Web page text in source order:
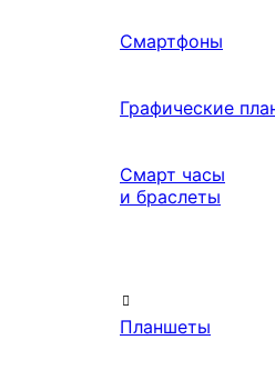
Смартфоны
Графические
Смарт часы
и браслеты
Планшеты